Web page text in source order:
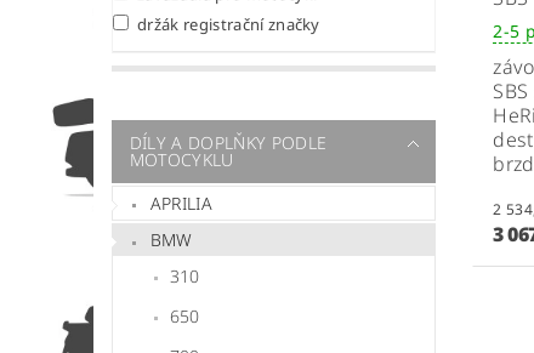
držák registrační značky
DÍLY A DOPLŇKY PODLE
MOTOCYKLU
APRILIA
BMW
310
650
2-5
3